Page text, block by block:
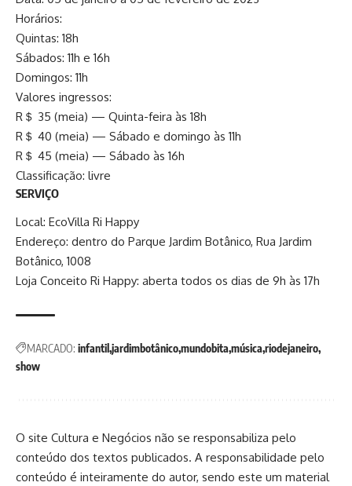
Horários:
Quintas: 18h
Sábados: 11h e 16h
Domingos: 11h
Valores ingressos:
R＄ 35 (meia) — Quinta-feira às 18h
R＄ 40 (meia) — Sábado e domingo às 11h
R＄ 45 (meia) — Sábado às 16h
Classificação: livre
SERVIÇO
Local: EcoVilla Ri Happy
Endereço: dentro do Parque Jardim Botânico, Rua Jardim
Botânico, 1008
Loja Conceito Ri Happy: aberta todos os dias de 9h às 17h
MARCADO: infantil jardimbotânicomundobita música riodejaneiro
show
O site Cultura e Negócios não se responsabiliza pelo
conteúdo dos textos publicados. A responsabilidade pelo
conteúdo é inteiramente do autor, sendo este um material